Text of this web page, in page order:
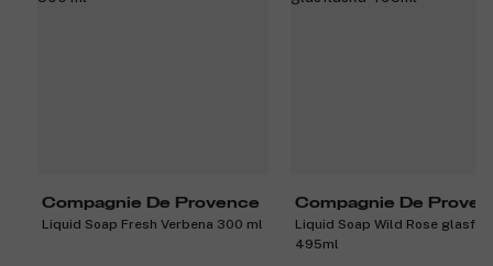
Compagnie De Provence
Liquid Soap Fresh Verbena 300 ml
Compagnie De
Liquid Soap Wild Rose
495ml